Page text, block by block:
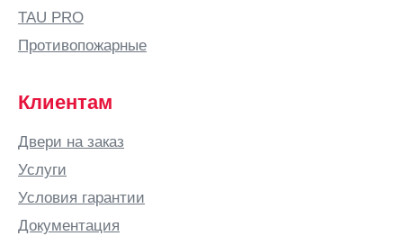
TAU PRO
Противопожарные
Клиентам
Двери на заказ
Услуги
Условия гарантии
Документация